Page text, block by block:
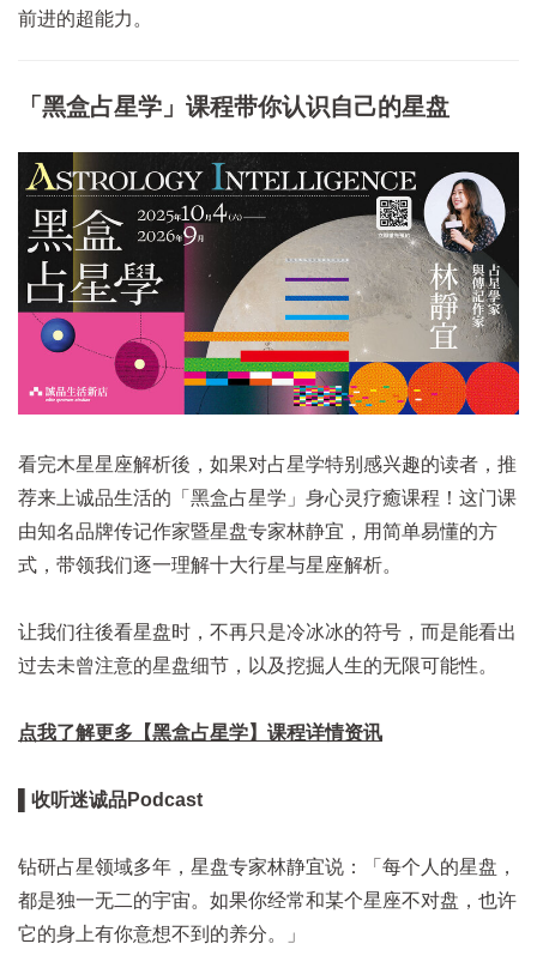
前进的超能力。
「黑盒占星学」课程带你认识自己的星盘
看完木星星座解析後，如果对占星学特别感兴趣的读者，推
荐来上诚品生活的「黑盒占星学」身心灵疗癒课程！这门课
由知名品牌传记作家暨星盘专家林静宜，用简单易懂的方
式，带领我们逐一理解十大行星与星座解析。
让我们往後看星盘时，不再只是冷冰冰的符号，而是能看出
过去未曾注意的星盘细节，以及挖掘人生的无限可能性。
点我了解更多【黑盒占星学】课程详情资讯
▌收听迷诚品Podcast
钻研占星领域多年，星盘专家林静宜说：「每个人的星盘，
都是独一无二的宇宙。如果你经常和某个星座不对盘，也许
它的身上有你意想不到的养分。」